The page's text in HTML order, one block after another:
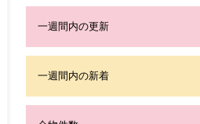
一週間内の更新
一週間内の新着